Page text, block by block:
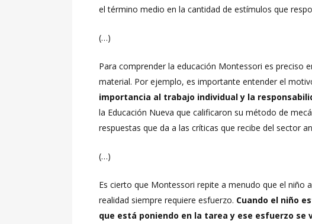
el término medio en la cantidad de estímulos que
(…)
Para comprender la educación Montessori es preciso
material. Por ejemplo, es importante entender el
importancia al trabajo individual y la
la Educación Nueva que calificaron su método de
respuestas que da a las críticas que recibe del sector
(…)
Es cierto que Montessori repite a menudo que el niño
realidad siempre requiere esfuerzo. Cuando el niño
que está poniendo en la tarea y ese esfuerzo